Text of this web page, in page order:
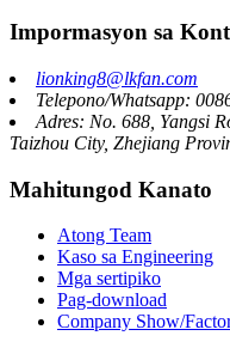
Impormasyon sa
lionking8@lkfan.com
Telepono/Whatsapp:
Adres: No. 688, Yangsi
Taizhou City, Zhejiang
Mahitungod Kanato
Atong Team
Kaso sa Engineering
Mga sertipiko
Pag-download
Company Show/